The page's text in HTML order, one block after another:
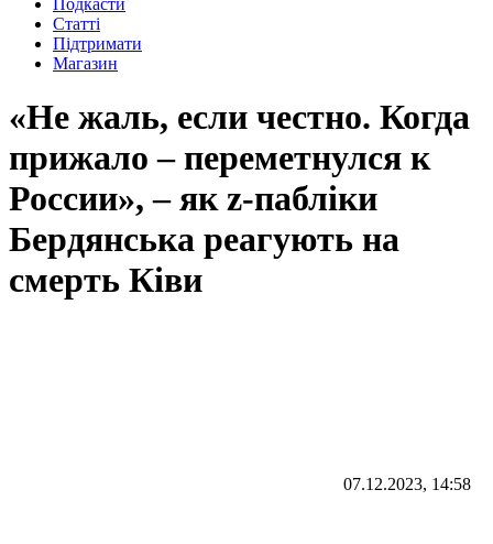
Подкасти
Статті
Підтримати
Магазин
«Не жаль, если честно. Когда
прижало – переметнулся к
России», – як z-пабліки
Бердянська реагують на
смерть Ківи
07.12.2023, 14:58